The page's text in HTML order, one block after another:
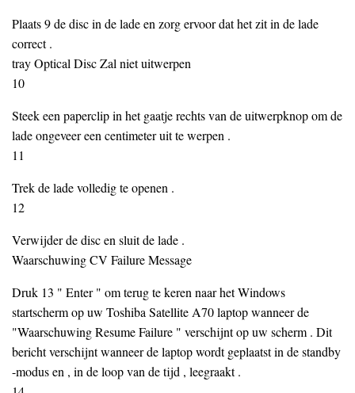
Plaats 9 de disc in de lade en zorg ervoor dat het zit in de lade
correct .
tray Optical Disc Zal niet uitwerpen
10
Steek een paperclip in het gaatje rechts van de uitwerpknop om de
lade ongeveer een centimeter uit te werpen .
11
Trek de lade volledig te openen .
12
Verwijder de disc en sluit de lade .
Waarschuwing CV Failure Message
Druk 13 " Enter " om terug te keren naar het Windows
startscherm op uw Toshiba Satellite A70 laptop wanneer de
"Waarschuwing Resume Failure " verschijnt op uw scherm . Dit
bericht verschijnt wanneer de laptop wordt geplaatst in de standby
-modus en , in de loop van de tijd , leegraakt .